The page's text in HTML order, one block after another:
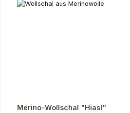
Merino-Wollschal "Hiasl"